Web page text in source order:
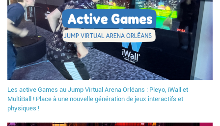
Les active Games au Jump Virtual Arena Orléans : Pleyo, iWall et
MultiBall ! Place à une nouvelle génération de jeux interactifs et
physiques !